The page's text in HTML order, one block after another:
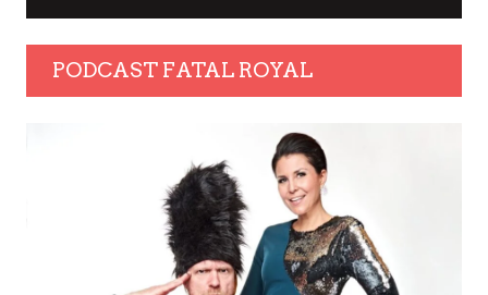
PODCAST FATAL ROYAL